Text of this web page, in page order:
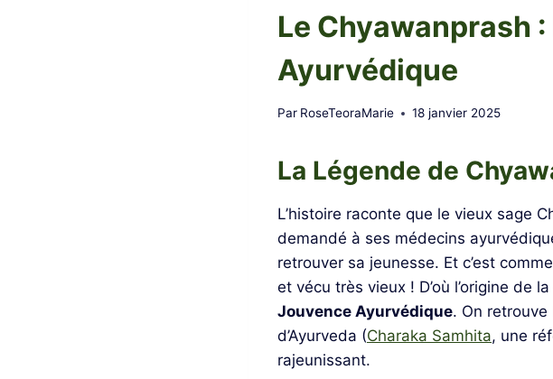
Le Chyawanprash
Ayurvédique
Par RoseTeoraMarie 18 janvier 2025
La Légende de
L’histoire raconte que le vieux sage
demandé à ses médecins
retrouver sa jeunesse. Et c’est
et vécu très vieux ! D’où l’origine de
Jouvence Ayurvédique. On
d’Ayurveda (Charaka Samhita, une
rajeunissant.